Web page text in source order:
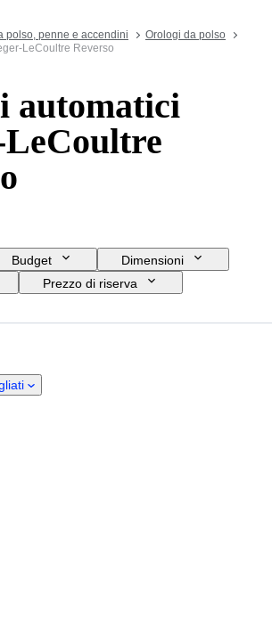
polso, penne e accendini
Orologi da polso
LeCoultre Reverso
automatici
LeCoultre
Budget
Dimensioni
Prezzo di riserva
Movimento dell'orologio
dell’orologio
dell’orologio